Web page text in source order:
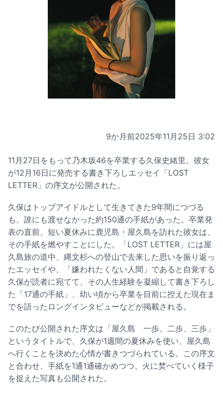
9か月前2025年11月25日 3:02
11月27日をもって乃木坂46を卒業する久保史緒里。彼女
が12月16日に発売する書き下ろしエッセイ「LOST
LETTER」の序文が公開された。
久保はトップアイドルとして生きてきた9年間につづる
も、誰にも渡せなかった約150通の手紙があった。卒業発
表の直前、短い夏休みに鹿児島・屋久島を訪れた彼女は、
その手紙を燃やすことにした。「LOST LETTER」には屋
久島旅の道中、縄文杉への登山で去来した思いを振り返っ
たエッセイや、「嫌われたくない人間」であると自覚する
久保が読者に宛てて、その人生経験を凝縮して書き下ろし
た「17通の手紙」、幼い頃から卒業を目前に控えた現在ま
でを語ったロングインタビューなどが掲載される。
このたび公開された序文は「屋久島 一歩、二歩、三歩」
というタイトルで、久保が1週間の夏休みを使い、屋久島
へ行くことを決めた心情が書きつづられている。この序文
と合わせ、手紙を1通1通確かめつつ、火に焚べていく様子
を捉えた写真も公開された。